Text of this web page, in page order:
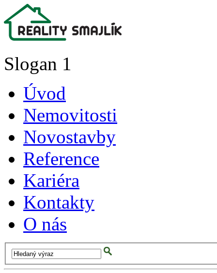
Slogan 1
Úvod
Nemovitosti
Novostavby
Reference
Kariéra
Kontakty
O nás